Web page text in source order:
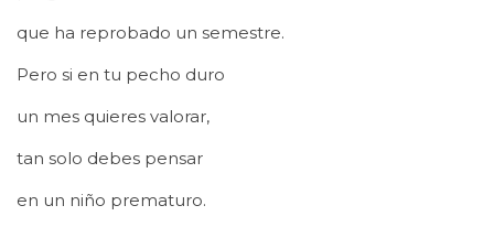
que ha reprobado un semestre.
Pero si en tu pecho duro
un mes quieres valorar,
tan solo debes pensar
en un niño prematuro.